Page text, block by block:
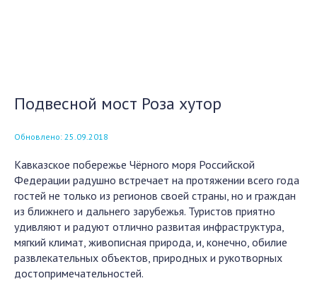
Подвесной мост Роза хутор
Обновлено: 25.09.2018
Кавказское побережье Чёрного моря Российской
Федерации радушно встречает на протяжении всего года
гостей не только из регионов своей страны, но и граждан
из ближнего и дальнего зарубежья. Туристов приятно
удивляют и радуют отлично развитая инфраструктура,
мягкий климат, живописная природа, и, конечно, обилие
развлекательных объектов, природных и рукотворных
достопримечательностей.